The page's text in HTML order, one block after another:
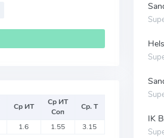
Ср ИТ
Ср ИТ
Соп
Ср. Т
1.6 1.55 3.15
IK